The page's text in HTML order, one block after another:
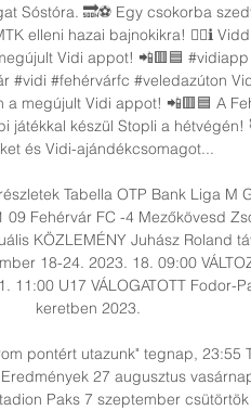
Sóstóra. 🔜⚽️ Egy csokorba
elleni hazai bajnokikra! ☝🏻ℹ️
Vidi appot! 📲🟥🟦
#vidi #fehérvárfc #veledazúton
a megújult Vidi appot! 📲🟥🟦 A
játékkal készül Stopli a hétvégén!
és Vidi-ajándékcsomagot...
Tabella OTP Bank Liga M
09 Fehérvár FC -4 Mezőkövesd
KÖZLEMÉNY Juhász Roland
18-24. 2023. 18. 09:00
11:00 U17 VÁLOGATOTT Fodor-
keretben 2023.
pontért utazunk" tegnap, 23:55
27 augusztus
Paks 7 szeptember